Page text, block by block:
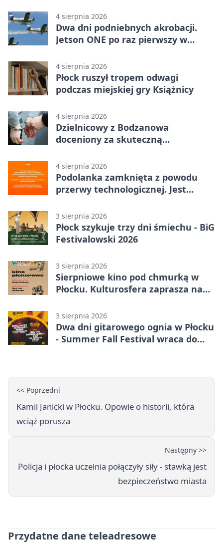
4 sierpnia 2026
Dwa dni podniebnych akrobacji.
Jetson ONE po raz pierwszy w
4 sierpnia 2026
Płock ruszył tropem odwagi
podczas miejskiej gry Książnicy
4 sierpnia 2026
Dzielnicowy z Bodzanowa
doceniony za skuteczną
4 sierpnia 2026
Podolanka zamknięta z powodu
przerwy technologicznej. Jest
3 sierpnia 2026
Płock szykuje trzy dni śmiechu - BiG
Festivalowski 2026
3 sierpnia 2026
Sierpniowe kino pod chmurką w
Płocku. Kulturosfera zaprasza na
3 sierpnia 2026
Dwa dni gitarowego ognia w Płocku
- Summer Fall Festival wraca do
<< Poprzedni
Kamil Janicki w Płocku. Opowie o historii, która
wciąż porusza
Następny >>
Policja i płocka uczelnia połączyły siły - stawką jest
bezpieczeństwo miasta
Przydatne dane teleadresowe